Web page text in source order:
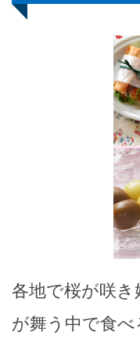
各地で桜が咲
が舞う中で食